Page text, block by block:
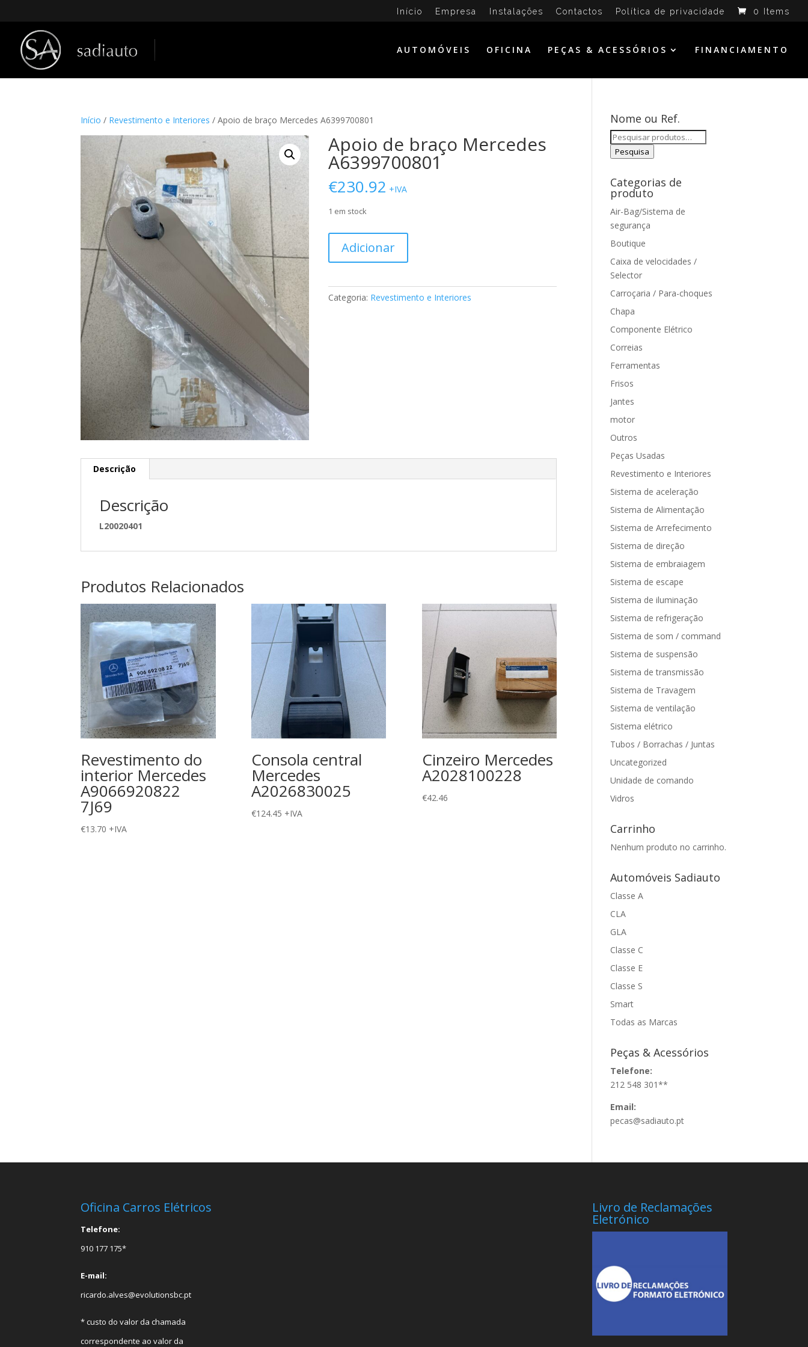
Início Empresa Instalações Contactos Política de privacidade 0 Items
AUTOMÓVEIS OFICINA PEÇAS & ACESSÓRIOS FINANCIAMENTO
Início / Revestimento e Interiores / Apoio de braço Mercedes A6399700801
Apoio de braço Mercedes
A6399700801
€230.92 +IVA
1 em stock
Apoio
braço
Adicionar
Categoria: Revestimento e Interiores
Descrição
Descrição
L20020401
Produtos Relacionados
Revestimento do
interior Mercedes
A9066920822
7J69
€13.70 +IVA
Consola central
Mercedes
A2026830025
€124.45 +IVA
Cinzeiro Mercedes
A2028100228
€42.46
Nome ou Ref.
Pesquisar
por:
Pesquisa
Categorias de
produto
Air-Bag/Sistema de
segurança
Boutique
Caixa de velocidades /
Selector
Carroçaria / Para-choques
Chapa
Componente Elétrico
Correias
Ferramentas
Frisos
Jantes
motor
Outros
Peças Usadas
Revestimento e Interiores
Sistema de aceleração
Sistema de Alimentação
Sistema de Arrefecimento
Sistema de direção
Sistema de embraiagem
Sistema de escape
Sistema de iluminação
Sistema de refrigeração
Sistema de som / command
Sistema de suspensão
Sistema de transmissão
Sistema de Travagem
Sistema de ventilação
Sistema elétrico
Tubos / Borrachas / Juntas
Uncategorized
Unidade de comando
Vidros
Carrinho
Nenhum produto no carrinho.
Automóveis Sadiauto
Classe A
CLA
GLA
Classe C
Classe E
Classe S
Smart
Todas as Marcas
Peças & Acessórios
Telefone:
212 548 301**
Email:
pecas@sadiauto.pt
Oficina Carros Elétricos
Telefone:
910 177 175*
E-mail:
ricardo.alves@evolutionsbc.pt
* custo do valor da chamada
correspondente ao valor da
Livro de Reclamações
Eletrónico